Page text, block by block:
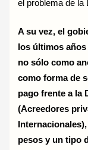
el problema de la
A su vez, el
los últimos
no sólo como
como forma de
pago frente a la
(Acreedores
pesos y un tipo